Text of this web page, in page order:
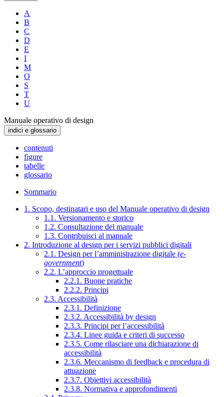
A
B
C
D
E
I
M
O
S
T
U
Manuale operativo di design
indici e glossario
contenuti
figure
tabelle
glossario
Sommario
1. Scopo, destinatari e uso del Manuale operativo di design
1.1. Versionamento e storico
1.2. Consultazione del manuale
1.3. Contribuisci al manuale
2. Introduzione al design per i servizi pubblici digitali
2.1. Design per l’amministrazione digitale (e-
government)
2.2. L’approccio progettuale
2.2.1. Buone pratiche
2.2.2. Principi
2.3. Accessibilità
2.3.1. Definizione
2.3.2. Accessibilità by design
2.3.3. Principi per l’accessibilità
2.3.4. Linee guida e criteri di successo
2.3.5. Come rilasciare una dichiarazione di
accessibilità
2.3.6. Meccanismo di feedback e procedura di
attuazione
2.3.7. Obiettivi accessibilità
2.3.8. Normativa e approfondimenti